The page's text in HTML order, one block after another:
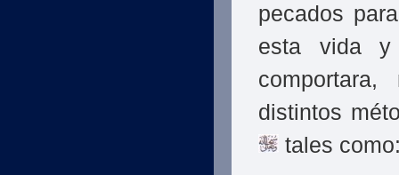
pecados
esta vida
distintos
tales